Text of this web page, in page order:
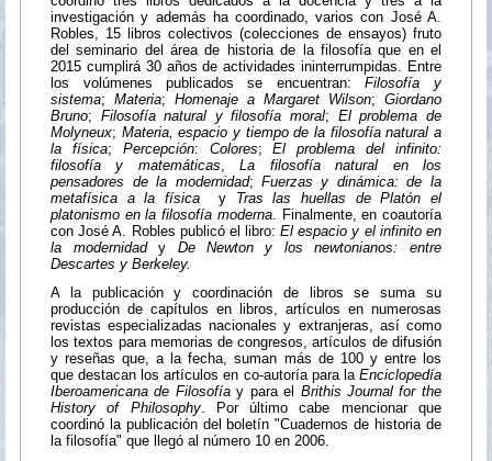
investigación y además ha coordinado, varios con José A.
Robles, 15 libros colectivos (colecciones de ensayos) fruto
del seminario del área de historia de la filosofía que en el
2015 cumplirá 30 años de actividades ininterrumpidas. Entre
los volúmenes publicados se encuentran:Filosofía y
sistema;Materia;Homenaje a Margaret Wilson; Giordano
Bruno; Filosofía natural y filosofía moral; El problema de
Molyneux; Materia, espacio y tiempo de la filosofía natural a
la física; Percepción: Colores;El problema del infinito:
filosofía y matemáticas ,La filosofía natural en los
pensadores de la modernidad; Fuerzas y dinámica: de la
metafísica a la física
y Tras las huellas de Platón el
platonismo en la filosofía moderna. Finalmente, en coautoría
con José A. Robles publicó el libro:El espacio y el infinito en
la modernidady De Newton y los newtonianos: entre
Descartes y Berkeley.
A la publicación y coordinación de libros se suma su
producción de capítulos en libros, artículos en numerosas
revistas especializadas nacionales y extranjeras, así como
los textos para memorias de congresos, artículos de difusión
y reseñas que, a la fecha, suman más de 100 y entre los
que destacan los artículos en co-autoría para la Enciclopedía
Iberoamericana de Filosofíay para el Brithis Journal for the
History of Philosophy. Por último cabe mencionar que
coordinó la publicación del boletín "Cuadernos de historia de
la filosofía" que llegó al número 10 en 2006.